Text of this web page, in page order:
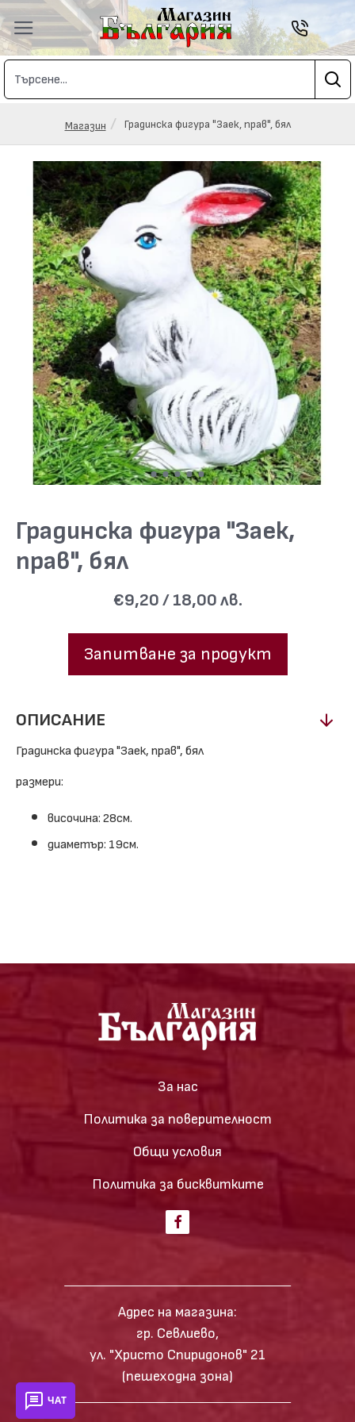
Магазин Градинска фигура "Заек, прав", бял
Градинска фигура "Заек,
прав", бял
€9,20 / 18,00 лв.
Запитване за продукт
ОПИСАНИЕ
Градинска фигура "Заек, прав", бял
размери:
височина: 28см.
диаметър: 19см.
За нас
Политика за поверителност
Общи условия
Политика за бисквитките
Адрес на магазина:
гр. Севлиево,
ул. "Христо Спиридонов" 21
(пешеходна зона)
ЧАТ